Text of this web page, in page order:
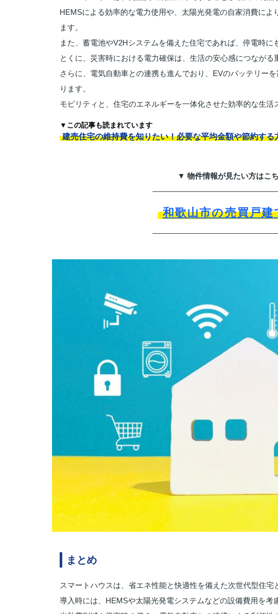
HEMSによる効率的な電力使用や、太陽光発電の自家消費に
ます。
また、蓄電池やV2Hシステムを備えた住宅であれば、停電時に
とくに、災害時における電力確保は、生活の安心感につながる
さらに、電気自動車との連携も進んでおり、EVのバッテリー
ります。
モビリティと、住宅のエネルギーを一体化させた効率的な生活
▼この記事も読まれています
建売住宅の維持費を知りたい！必要な平均金額や節約する
▼ 物件情報が見たい方はこ
和歌山市の売買戸
まとめ
スマートハウスは、省エネ性能と快適性を備えた次世代型住宅
導入時には、HEMSや太陽光発電システムなどの設備費用を考